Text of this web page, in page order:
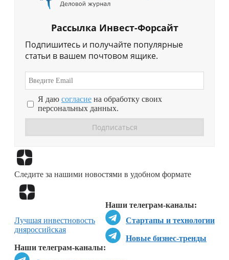
Рассылка Инвест-Форсайт
Подпишитесь и получайте популярные
статьи в вашем почтовом ящике.
Я даю согласие на обработку своих
персональных данных.
Следите за нашими новостями в удобном формате
Наши телеграм-каналы:
Стартапы и технологии
Новые бизнес-тренды
Наши телеграм-каналы:
Лучшая инвестновость
дняроссийская